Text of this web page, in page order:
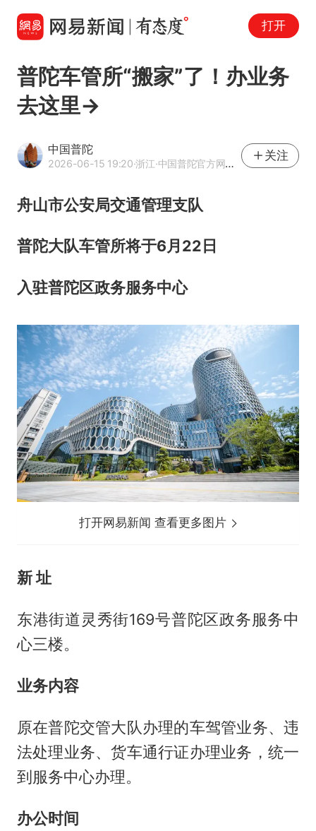
打开
普陀车管所“搬家”了！办业务
去这里→
中国普陀
2026-06-15 19:20·浙江·中国普陀官方网易号
关注
舟山市公安局交通管理支队
普陀大队车管所将于6月22日
入驻普陀区政务服务中心
打开网易新闻 查看更多图片
新 址
东港街道灵秀街169号普陀区政务服务中
心三楼。
业务内容
原在普陀交管大队办理的车驾管业务、违
法处理业务、货车通行证办理业务，统一
到服务中心办理。
办公时间